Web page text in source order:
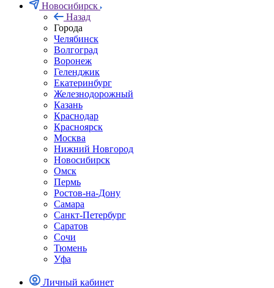
Новосибирск
Назад
Города
Челябинск
Волгоград
Воронеж
Геленджик
Екатеринбург
Железнодорожный
Казань
Краснодар
Красноярск
Москва
Нижний Новгород
Новосибирск
Омск
Пермь
Ростов-на-Дону
Самара
Санкт-Петербург
Саратов
Сочи
Тюмень
Уфа
Личный кабинет